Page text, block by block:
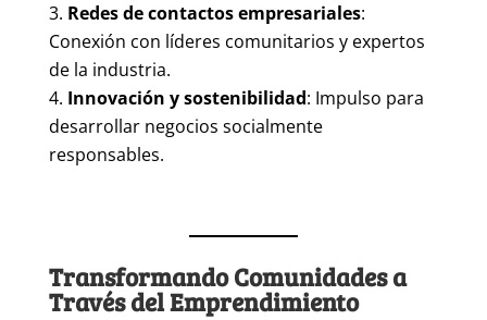
Redes de contactos empresariales:
Conexión con líderes comunitarios y expertos
de la industria.
Innovación y sostenibilidad: Impulso para
desarrollar negocios socialmente
responsables.
Transformando Comunidades a
Través del Emprendimiento